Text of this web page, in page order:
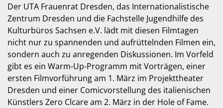
Der UTA Frauenrat Dresden, das Internationalistische
Zentrum Dresden und die Fachstelle Jugendhilfe des
Kulturbüros Sachsen e.V. lädt mit diesen Filmtagen
nicht nur zu spannenden und aufrüttelnden Filmen ein,
sondern auch zu anregenden Diskussionen. Im Vorfeld
gibt es ein Warm-Up-Programm mit Vorträgen, einer
ersten Filmvorführung am 1. März im Projekttheater
Dresden und einer Comicvorstellung des italienischen
Künstlers Zero Clcare am 2. März in der Hole of Fame.